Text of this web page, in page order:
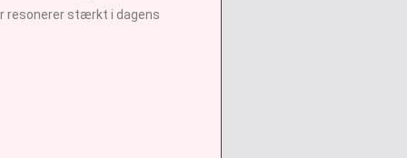
resonerer stærkt i dagens